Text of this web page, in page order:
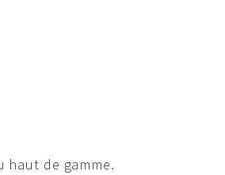
haut de gamme.